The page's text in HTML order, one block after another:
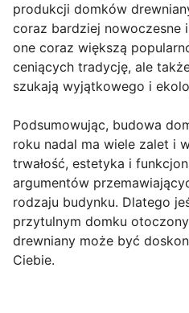
produkcji domków
coraz bardziej nowoczesne
one coraz większą
ceniących tradycję, ale
szukają wyjątkowego i
Podsumowując, budowa
roku nadal ma wiele zalet i
trwałość, estetyka i
argumentów
rodzaju budynku. Dlatego
przytulnym domku
drewniany może być
Ciebie.